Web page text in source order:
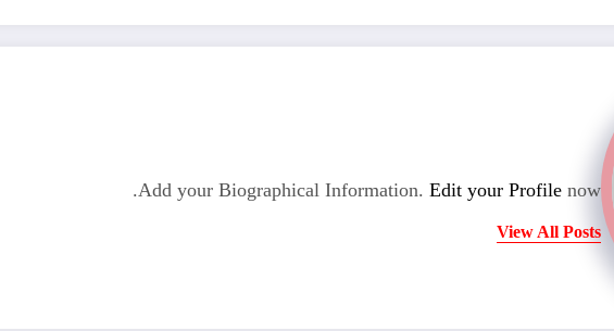
Add your Biographical Information. Edit your Profile now.
View All Posts